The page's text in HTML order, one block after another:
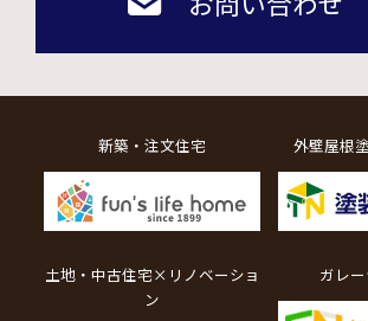
新築・注文住宅 外壁屋根
土地・中古住宅×リノベーショ
ン
ガレ